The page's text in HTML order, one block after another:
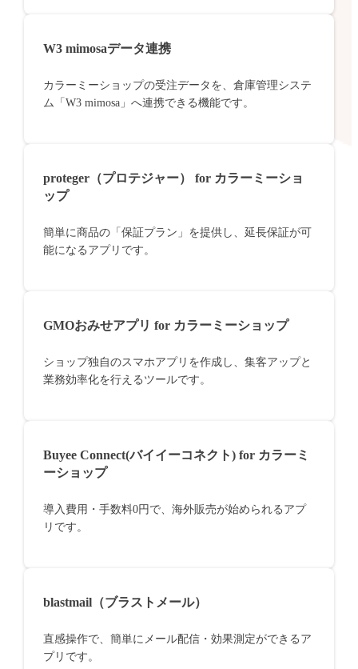
W3 mimosaデータ連携
カラーミーショップの受注データを、倉庫管理システ
ム「W3 mimosa」へ連携できる機能です。
proteger（プロテジャー） for カラーミーショ
ップ
簡単に商品の「保証プラン」を提供し、延長保証が可
能になるアプリです。
GMOおみせアプリ for カラーミーショップ
ショップ独自のスマホアプリを作成し、集客アップと
業務効率化を行えるツールです。
Buyee Connect(バイイーコネクト) for カラーミ
ーショップ
導入費用・手数料0円で、海外販売が始められるアプ
リです。
blastmail（ブラストメール）
直感操作で、簡単にメール配信・効果測定ができるア
プリです。